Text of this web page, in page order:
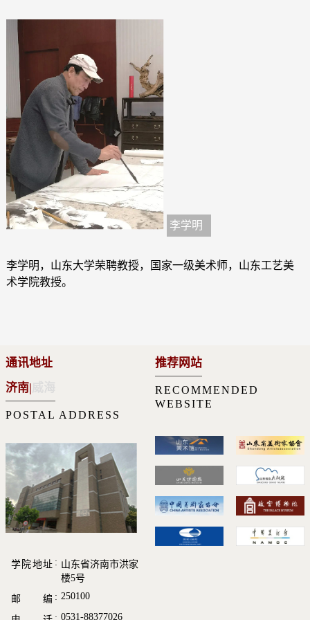
李学明
李学明，山东大学荣聘教授，国家一级美术师，山东工艺美
术学院教授。
通讯地址
济南|
POSTAL ADDRESS
学院地址
山东省济南市洪家
楼5号
邮 编
250100
0531-88377026
推荐网站
RECOMMENDED
WEBSITE